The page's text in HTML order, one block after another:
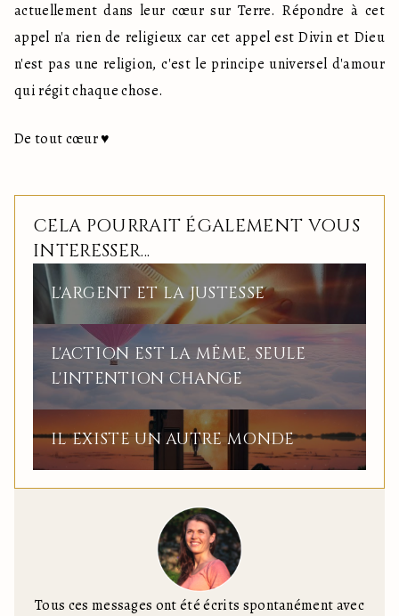
actuellement dans leur cœur sur Terre. Répondre à cet
appel n'a rien de religieux car cet appel est Divin et Dieu
n'est pas une religion, c'est le principe universel d'amour
qui régit chaque chose.
De tout cœur ♥️
CELA POURRAIT ÉGALEMENT VOUS
INTERESSER...
L'ARGENT ET LA JUSTESSE
L'ACTION EST LA MÊME, SEULE
L'INTENTION CHANGE
IL EXISTE UN AUTRE MONDE
Tous ces messages ont été écrits spontanément avec